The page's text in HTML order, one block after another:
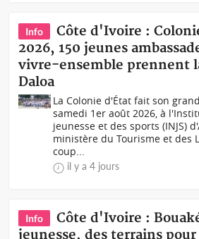
Info
Côte d'Ivoire :
2026, 150 jeunes
vivre-ensemble prennent
Daloa
La Colonie d'État fait son
samedi 1er août 2026, à
jeunesse et des sports (INJS)
ministère du Tourisme et des
coup...
il y a 4 jours
Info
Côte d'Ivoire :
jeunesse, des terrains